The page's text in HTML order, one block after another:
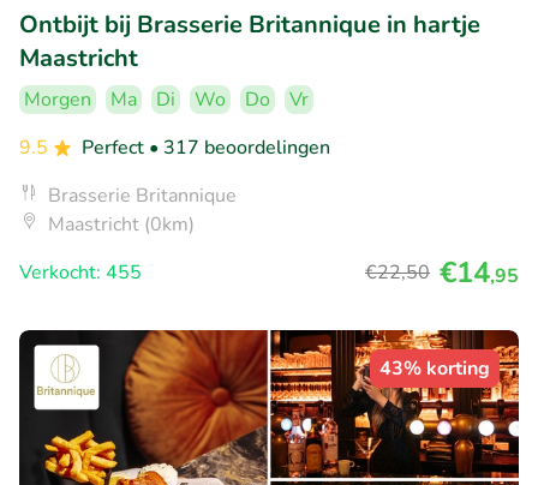
Ontbijt bij Brasserie Britannique in hartje
Maastricht
Morgen Ma Di Wo Do
Vr
9.5
Perfect • 317 beoordelingen
Brasserie Britannique
Maastricht (0km)
Verkocht: 455
€22,50 €14,95
43% korting